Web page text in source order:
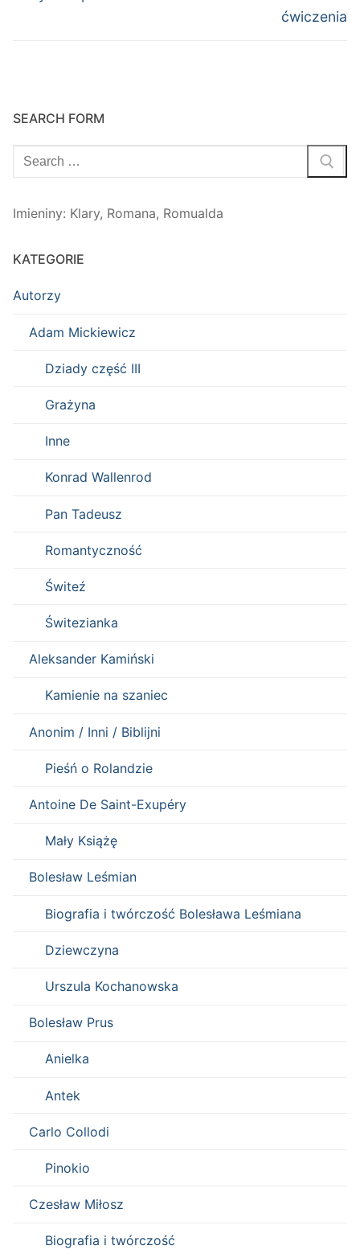
ćwiczenia
SEARCH FORM
Szukaj:
Imieniny: Klary, Romana, Romualda
KATEGORIE
Autorzy
Adam Mickiewicz
Dziady część III
Grażyna
Inne
Konrad Wallenrod
Pan Tadeusz
Romantyczność
Świteź
Świtezianka
Aleksander Kamiński
Kamienie na szaniec
Anonim / Inni / Biblijni
Pieśń o Rolandzie
Antoine De Saint-Exupéry
Mały Książę
Bolesław Leśmian
Biografia i twórczość Bolesława Leśmiana
Dziewczyna
Urszula Kochanowska
Bolesław Prus
Anielka
Antek
Carlo Collodi
Pinokio
Czesław Miłosz
Biografia i twórczość